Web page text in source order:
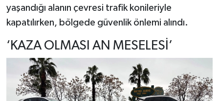
yaşandığı alanın çevresi trafik konileriyle
kapatılırken, bölgede güvenlik önlemi alındı.
‘KAZA OLMASI AN MESELESİ’